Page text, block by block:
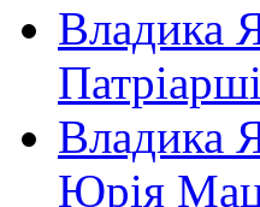
Владика
Владика
Юрія